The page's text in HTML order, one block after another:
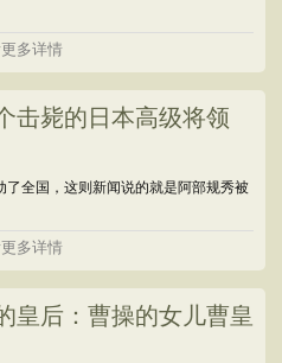
多详情
击毙的日本高级将领
了全国，这则新闻说的就是阿部规秀被
多详情
皇后：曹操的女儿曹皇